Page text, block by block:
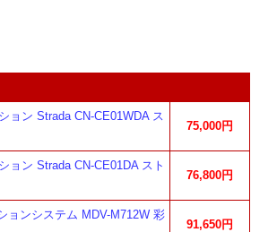
ョン Strada CN-CE01WDA ス
75,000円
ョン Strada CN-CE01DA スト
76,800円
ョンシステム MDV-M712W 彩
91,650円